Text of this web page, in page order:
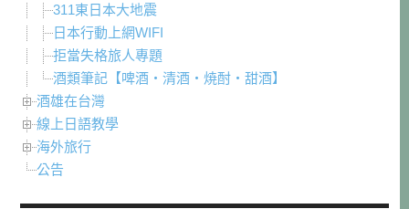
311東日本大地震
日本行動上網WIFI
拒當失格旅人專題
酒類筆記【啤酒・清酒・焼酎・甜酒】
酒雄在台灣
線上日語教學
海外旅行
公告